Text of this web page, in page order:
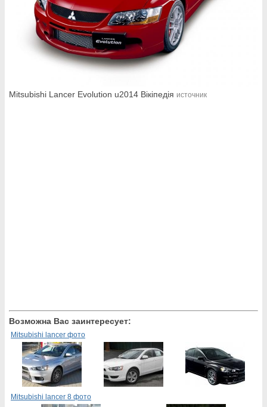
Mitsubishi Lancer Evolution u2014 Вікіпедія источник
Возможна Вас заинтересует:
Mitsubishi lancer фото
Mitsubishi lancer 8 фото